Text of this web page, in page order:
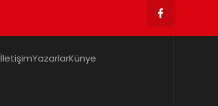
İletişimYazarlarKünye